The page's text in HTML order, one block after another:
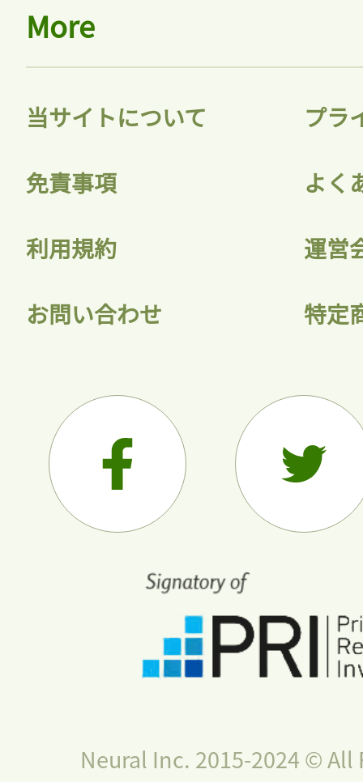
More
当サイトについて プラ
免責事項 よく
利用規約 運営
お問い合わせ 特定
Neural Inc. 2015-2024 © All